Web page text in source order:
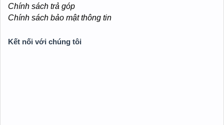
Chính sách trả góp
Chính sách bảo mật thông tin
Kết nối với chúng tôi